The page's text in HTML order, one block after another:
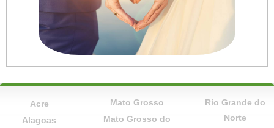
Acre
Alagoas
Mato Grosso
Mato Grosso do
Rio Grande do
Norte